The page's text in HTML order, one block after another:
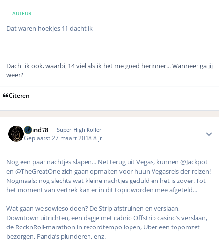
AUTEUR
Dat waren hoekjes 11 dacht ik
Dacht ik ook, waarbij 14 viel als ik het me goed herinner... Wanneer ga jij
weer?
Citeren
Rmnd78 Super High Roller
Geplaatst 27 maart 20188 jr
Nog een paar nachtjes slapen... Net terug uit Vegas, kunnen @Jackpot
en @TheGreatOne zich gaan opmaken voor huun Vegasreis der reizen!
Nogmaals; nog slechts wat kleine nachtjes geduld en het is zover. Tot
het moment van vertrek kan er in dit topic worden mee afgeteld...
Wat gaan we sowieso doen? De Strip afstruinen en verslaan,
Downtown uitrichten, een dagje met cabrio Offstrip casino’s verslaan,
de RocknRoll-marathon in recordtempo lopen, Uber een topomzet
bezorgen, Panda’s plunderen, enz.